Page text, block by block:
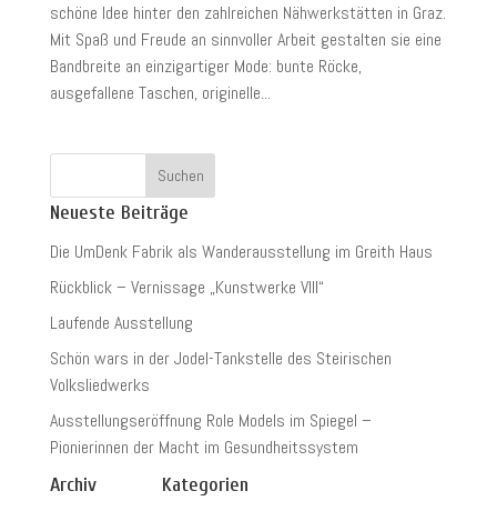
schöne Idee hinter den zahlreichen Nähwerkstätten in Graz.
Mit Spaß und Freude an sinnvoller Arbeit gestalten sie eine
Bandbreite an einzigartiger Mode: bunte Röcke,
ausgefallene Taschen, originelle...
Neueste Beiträge
Die UmDenk Fabrik als Wanderausstellung im Greith Haus
Rückblick – Vernissage „Kunstwerke VIII“
Laufende Ausstellung
Schön wars in der Jodel-Tankstelle des Steirischen
Volksliedwerks
Ausstellungseröffnung Role Models im Spiegel –
Pionierinnen der Macht im Gesundheitssystem
Archiv
Kategorien